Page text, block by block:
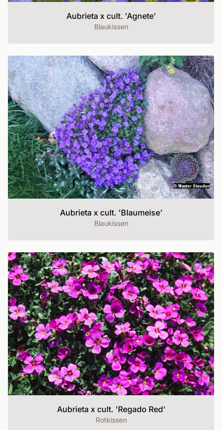
Aubrieta x cult. 'Agnete'
Blaukissen
Aubrieta x cult. 'Blaumeise'
Blaukissen
Aubrieta x cult. 'Regado Red'
Rotkissen